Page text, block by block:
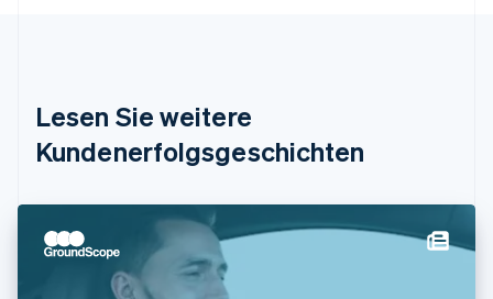
Lesen Sie weitere
Kundenerfolgsgeschichten
DeutschEnglish
English
简体中文English
English Svenska
Frankreich
Français English